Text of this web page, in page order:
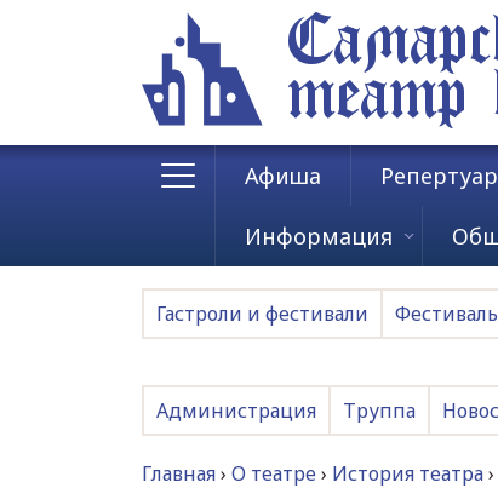
театр
Афиша Репертуар
Информация
Гастроли и фестивали
Администрация Труппа
Главная› О театре› История театра